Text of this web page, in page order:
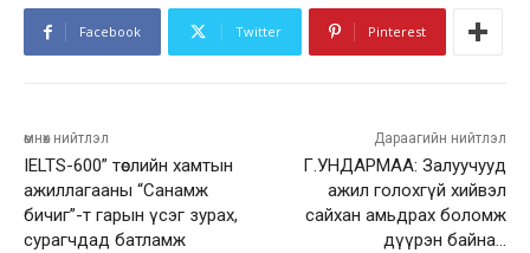
Facebook Twitter Pinterest
өмнөх нийтлэл
IELTS-600” төслийн хамтын
ажиллагааны “Санамж
бичиг”-т гарын үсэг зурах,
сурагчдад батламж
Дараагийн нийтлэл
Г.УНДАРМАА: Залуучууд
ажил голохгүй хийвэл
сайхан амьдрах боломж
дүүрэн байна…